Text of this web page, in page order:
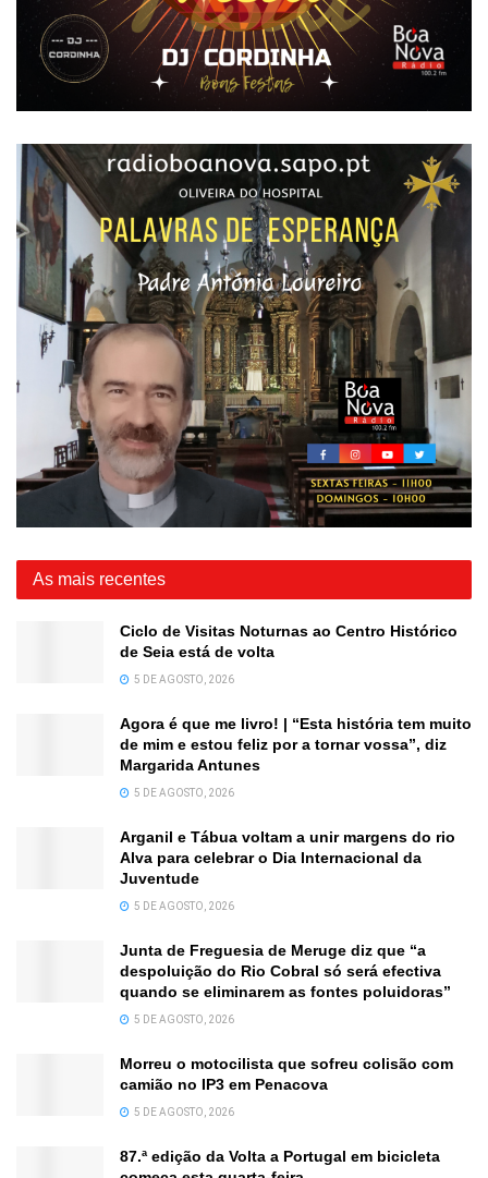
As mais recentes
Ciclo de Visitas Noturnas ao Centro Histórico
de Seia está de volta
5 DE AGOSTO, 2026
Agora é que me livro! | “Esta história tem muito
de mim e estou feliz por a tornar vossa”, diz
Margarida Antunes
5 DE AGOSTO, 2026
Arganil e Tábua voltam a unir margens do rio
Alva para celebrar o Dia Internacional da
Juventude
5 DE AGOSTO, 2026
Junta de Freguesia de Meruge diz que “a
despoluição do Rio Cobral só será efectiva
quando se eliminarem as fontes poluidoras”
5 DE AGOSTO, 2026
Morreu o motocilista que sofreu colisão com
camião no IP3 em Penacova
5 DE AGOSTO, 2026
87.ª edição da Volta a Portugal em bicicleta